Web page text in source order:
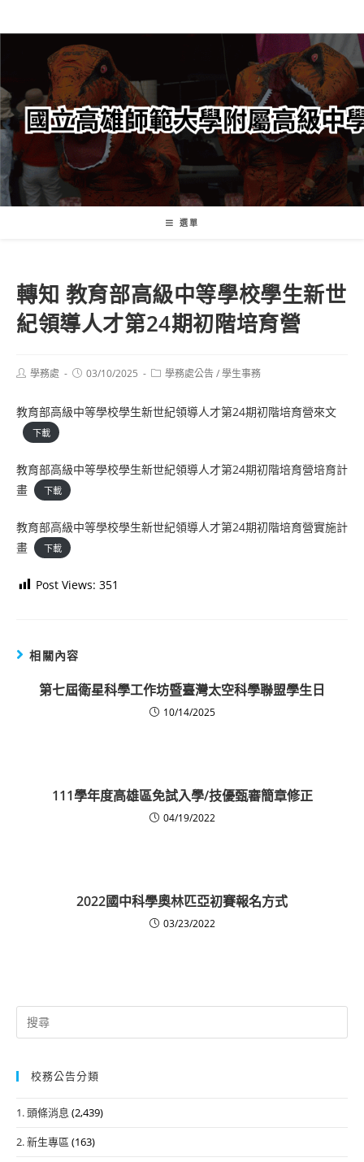
轉
要
內
容
選單
轉知 教育部高級中等學校學生新世
紀領導人才第24期初階培育營
Post學務處
Post03/10/2025
Post學務處公告/學生事務
教育部高級中等學校學生新世紀領導人才第24期初階培育營來文
下載
教育部高級中等學校學生新世紀領導人才第24期初階培育營培育計
畫
下載
教育部高級中等學校學生新世紀領導人才第24期初階培育營實施計
畫
下載
Post Views: 351
相關內容
第七屆衛星科學工作坊暨臺灣太空科學聯盟學生日
10/14/2025
111學年度高雄區免試入學/技優甄審簡章修正
04/19/2022
2022國中科學奧林匹亞初賽報名方式
03/23/2022
Search
for:
校務公告分類
1. 頭條消息 (2,439)
2. 新生專區 (163)